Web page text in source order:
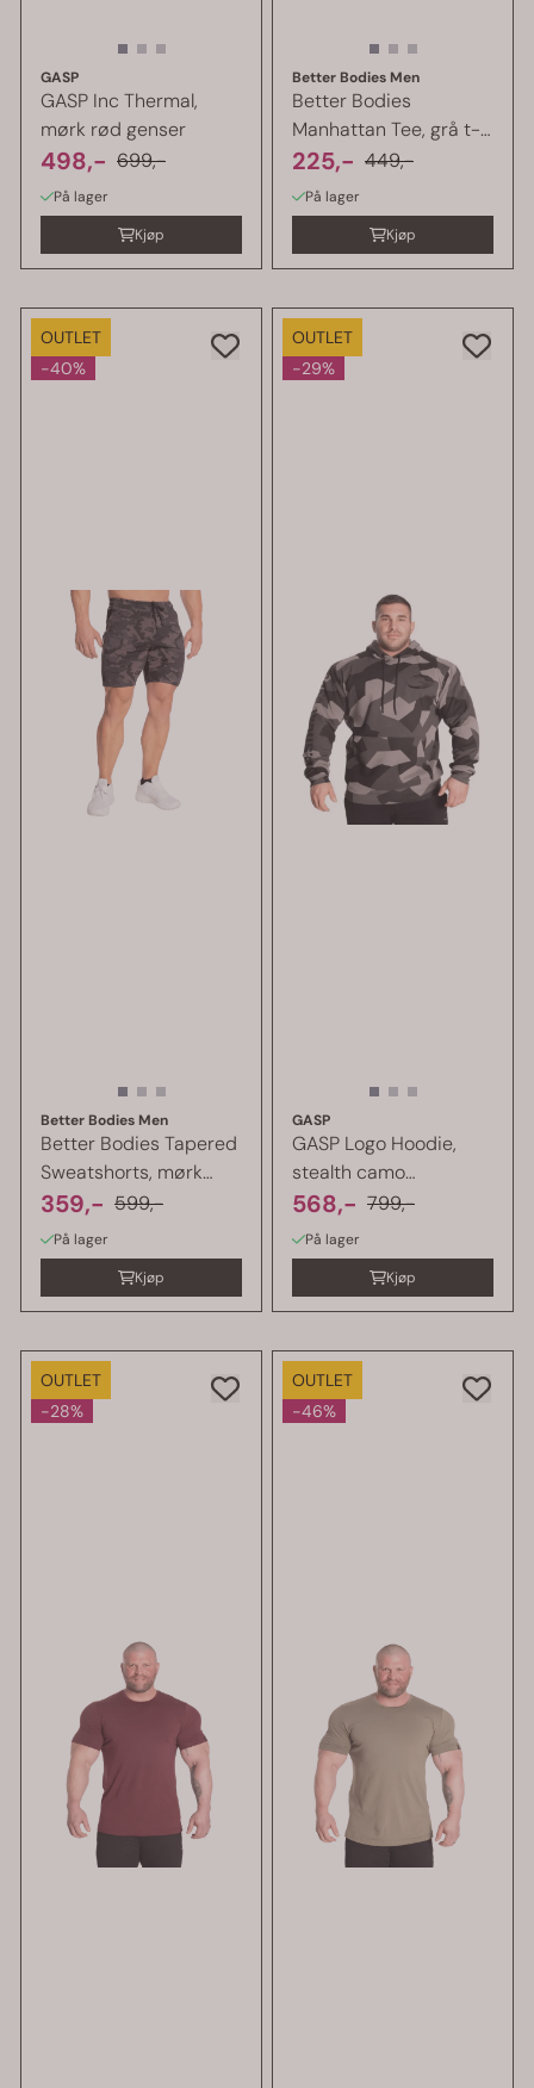
GASP
GASP Inc Thermal,
mørk rød genser
498,- 699,-
På lager
Kjøp
Better Bodies Men
Better Bodies
Manhattan Tee, grå t-
skjorte
225,- 449,-
På lager
Kjøp
OUTLET
-40%
Better Bodies Men
Better Bodies Tapered
Sweatshorts, mørk
camo
359,- 599,-
På lager
Kjøp
OUTLET
-29%
GASP
GASP Logo Hoodie,
stealth camo
hettegenser
568,- 799,-
På lager
Kjøp
OUTLET
-28%
OUTLET
-46%